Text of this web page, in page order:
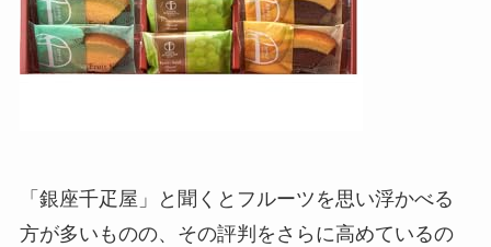
「銀座千疋屋」と聞くとフルーツを思い浮かべる
方が多いものの、その評判をさらに高めているの